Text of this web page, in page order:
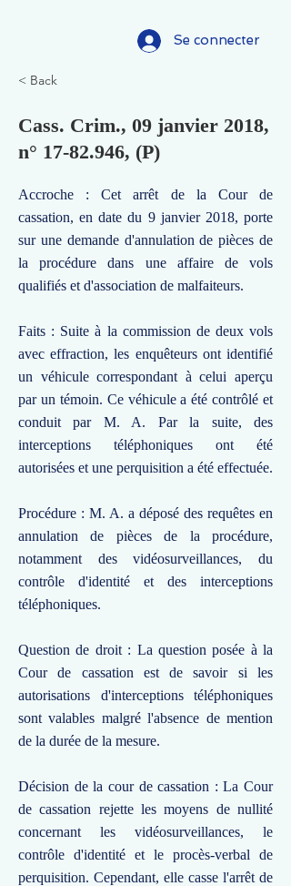
Se connecter
< Back
Cass. Crim., 09 janvier 2018,
n° 17-82.946, (P)
Accroche : Cet arrêt de la Cour de
cassation, en date du 9 janvier 2018, porte
sur une demande d'annulation de pièces de
la procédure dans une affaire de vols
qualifiés et d'association de malfaiteurs.
Faits : Suite à la commission de deux vols
avec effraction, les enquêteurs ont identifié
un véhicule correspondant à celui aperçu
par un témoin. Ce véhicule a été contrôlé et
conduit par M. A. Par la suite, des
interceptions téléphoniques ont été
autorisées et une perquisition a été effectuée.
Procédure : M. A. a déposé des requêtes en
annulation de pièces de la procédure,
notamment des vidéosurveillances, du
contrôle d'identité et des interceptions
téléphoniques.
Question de droit : La question posée à la
Cour de cassation est de savoir si les
autorisations d'interceptions téléphoniques
sont valables malgré l'absence de mention
de la durée de la mesure.
Décision de la cour de cassation : La Cour
de cassation rejette les moyens de nullité
concernant les vidéosurveillances, le
contrôle d'identité et le procès-verbal de
perquisition. Cependant, elle casse l'arrêt de